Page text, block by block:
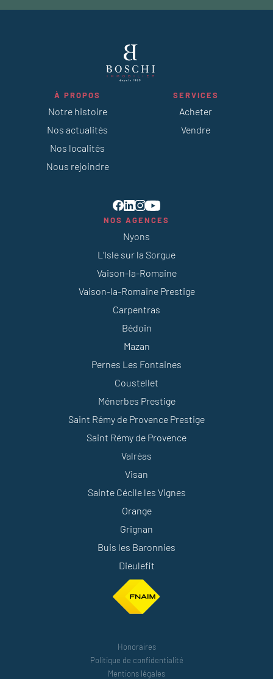
À PROPOS
Notre histoire
Nos actualités
Nos localités
Nous rejoindre
SERVICES
Acheter
Vendre
NOS AGENCES
Nyons
L’Isle sur la Sorgue
Vaison-la-Romaine
Vaison-la-Romaine Prestige
Carpentras
Bédoin
Mazan
Pernes Les Fontaines
Coustellet
Ménerbes Prestige
Saint Rémy de Provence Prestige
Saint Rémy de Provence
Valréas
Visan
Sainte Cécile les Vignes
Orange
Grignan
Buis les Baronnies
Dieulefit
Honoraires
Politique de confidentialité
Mentions légales